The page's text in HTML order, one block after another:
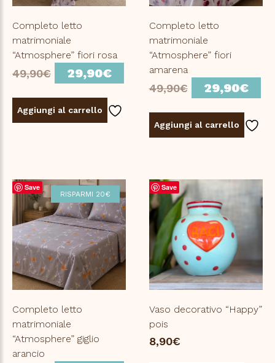
Completo letto
matrimoniale
“Atmosphere” fiori rosa
49,90€
prezzo
era:
29,90€
prezzo
29,90€.
Aggiungi al carrello
Completo letto
matrimoniale
“Atmosphere” fiori
amarena
49,90€
prezzo
era:
29,90€
Aggiungi al carrello
Save
RISPARMI 20€
Completo letto
matrimoniale
“Atmosphere” giglio
arancio
Save
Vaso decorativo “Happy”
pois
8,90€